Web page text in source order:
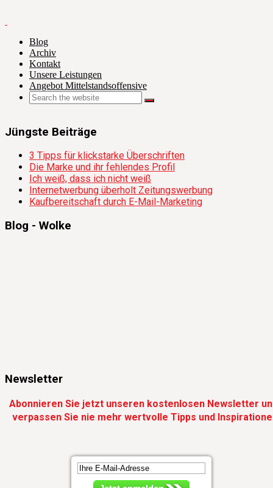
Blog
Archiv
Kontakt
Unsere Leistungen
Angebot Mittelstandsoffensive
Jüngste Beiträge
3 Tipps für klickstarke Überschriften
Die Marke und ihr fehlendes Profil
Ich weiß, dass ich nicht weiß
Internetwerbung überholt Zeitungswerbung
Kaufbereitschaft durch E-Mail-Marketing
Blog - Wolke
Newsletter
Abonnieren Sie jetzt unseren kostenlosen Newsletter
verpassen Sie nie mehr wertvolle Tipps und